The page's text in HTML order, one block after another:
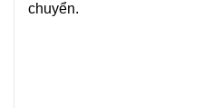
chuyển.